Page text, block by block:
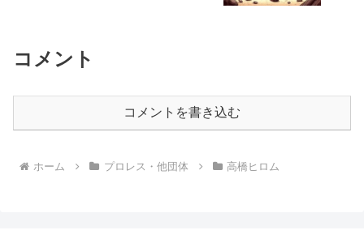
コメント
コメントを書き込む
ホーム プロレス・他団体 高橋ヒロム